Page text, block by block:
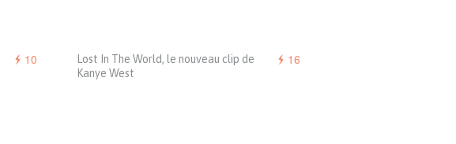
10 16
Lost In The World, le nouveau clip de
Kanye West